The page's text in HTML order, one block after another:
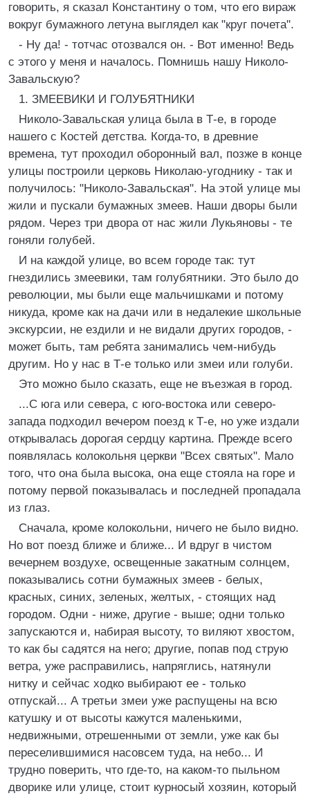
говорить, я сказал Константину о том, что его вираж
вокруг бумажного летуна выглядел как "круг почета".
- Ну да! - тотчас отозвался он. - Вот именно! Ведь
с этого у меня и началось. Помнишь нашу Николо-
Завальскую?
1. ЗМЕЕВИКИ И ГОЛУБЯТНИКИ
Николо-Завальская улица была в Т-е, в городе
нашего с Костей детства. Когда-то, в древние
времена, тут проходил оборонный вал, позже в конце
улицы построили церковь Николаю-угоднику - так и
получилось: "Николо-Завальская". На этой улице мы
жили и пускали бумажных змеев. Наши дворы были
рядом. Через три двора от нас жили Лукьяновы - те
гоняли голубей.
И на каждой улице, во всем городе так: тут
гнездились змеевики, там голубятники. Это было до
революции, мы были еще мальчишками и потому
никуда, кроме как на дачи или в недалекие школьные
экскурсии, не ездили и не видали других городов, -
может быть, там ребята занимались чем-нибудь
другим. Но у нас в Т-е только или змеи или голуби.
Это можно было сказать, еще не въезжая в город.
...С юга или севера, с юго-востока или северо-
запада подходил вечером поезд к Т-е, но уже издали
открывалась дорогая сердцу картина. Прежде всего
появлялась колокольня церкви "Всех святых". Мало
того, что она была высока, она еще стояла на горе и
потому первой показывалась и последней пропадала
из глаз.
Сначала, кроме колокольни, ничего не было видно.
Но вот поезд ближе и ближе... И вдруг в чистом
вечернем воздухе, освещенные закатным солнцем,
показывались сотни бумажных змеев - белых,
красных, синих, зеленых, желтых, - стоящих над
городом. Одни - ниже, другие - выше; одни только
запускаются и, набирая высоту, то виляют хвостом,
то как бы садятся на него; другие, попав под струю
ветра, уже расправились, напряглись, натянули
нитку и сейчас ходко выбирают ее - только
отпускай... А третьи змеи уже распущены на всю
катушку и от высоты кажутся маленькими,
недвижными, отрешенными от земли, уже как бы
переселившимися насовсем туда, на небо... И
трудно поверить, что где-то, на каком-то пыльном
дворике или улице, стоит курносый хозяин, который